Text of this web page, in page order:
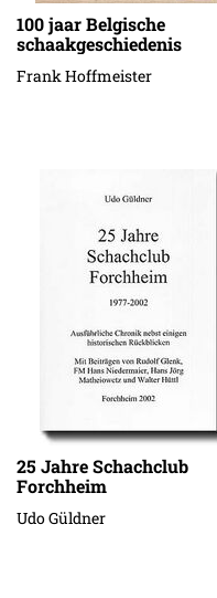
100 jaar Belgische
schaakgeschiedenis
Frank Hoffmeister
25 Jahre Schachclub
Forchheim
Udo Güldner